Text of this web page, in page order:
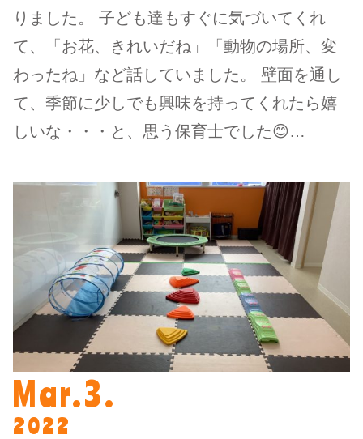
りました。 子ども達もすぐに気づいてくれ
て、「お花、きれいだね」「動物の場所、変
わったね」など話していました。 壁面を通し
て、季節に少しでも興味を持ってくれたら嬉
しいな・・・と、思う保育士でした😊…
Mar.3.
2022